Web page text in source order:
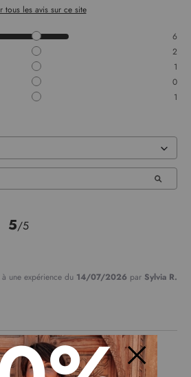
tous les avis sur ce site
6
2
1
0
1
5/5
une expérience du 14/07/2026 par Sylvia R.
3/5